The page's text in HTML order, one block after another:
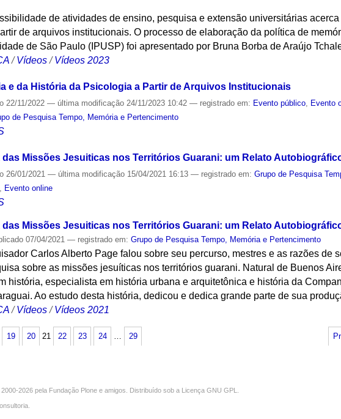
de atividades de ensino, pesquisa e extensão universitárias
de arquivos institucionais. O processo de elaboração da política de
de São Paulo (IPUSP) foi apresentado por Bruna Borba de Araújo
/Vídeos /Vídeos 2023
e da História da Psicologia a Partir de Arquivos Institucionais
22/11/2022— última modificação 24/11/2023 10:42— registrado em: Evento público Evento
de Pesquisa Tempo, Memória e Pertencimento
Missões Jesuiticas nos Territórios Guarani: um Relato
26/01/2021— última modificação 15/04/2021 16:13— registrado em:Grupo de Pesquisa
Evento online
Missões Jesuiticas nos Territórios Guarani: um Relato
07/04/2021— registrado em:Grupo de Pesquisa Tempo, Memória e Pertencimento
Carlos Alberto Page falou sobre seu percurso, mestres e as razões de
sobre as missões jesuíticas nos territórios guarani. Natural de Buenos
história, especialista em história urbana e arquitetônica e história da
Ao estudo desta história, dedicou e dedica grande parte de sua
/Vídeos /Vídeos 2021
19 20 21 22 23 24 29
2000-2026 pela Fundação Plone e amigos. Distribuído sob a Licença GNU GPL